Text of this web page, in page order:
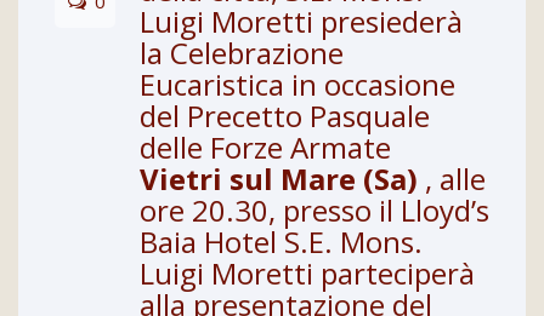
Luigi Moretti presiederà
la Celebrazione
Eucaristica in occasione
del Precetto Pasquale
delle Forze Armate
Vietri sul Mare (Sa) , alle
ore 20.30, presso il Lloyd’s
Baia Hotel S.E. Mons.
Luigi Moretti parteciperà
alla presentazione del